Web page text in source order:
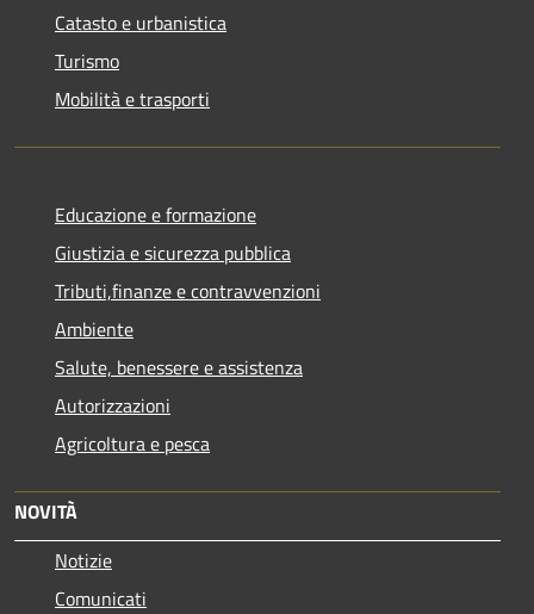
Catasto e urbanistica
Turismo
Mobilità e trasporti
Educazione e formazione
Giustizia e sicurezza pubblica
Tributi,finanze e contravvenzioni
Ambiente
Salute, benessere e assistenza
Autorizzazioni
Agricoltura e pesca
NOVITÀ
Notizie
Comunicati